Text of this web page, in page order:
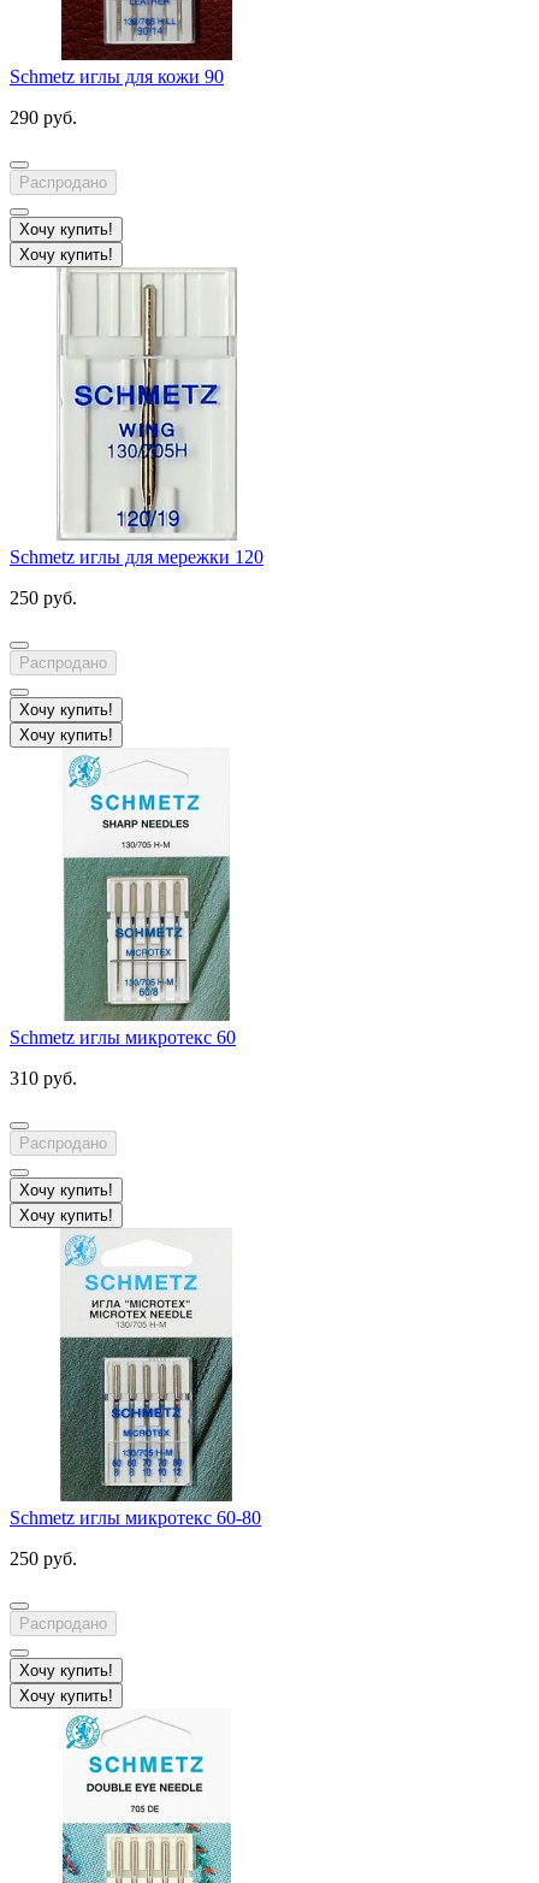
Schmetz иглы для кожи 90
290 руб.
Распродано
Хочу купить!
Хочу купить!
Schmetz иглы для мережки 120
250 руб.
Распродано
Хочу купить!
Хочу купить!
Schmetz иглы микротекс 60
310 руб.
Распродано
Хочу купить!
Хочу купить!
Schmetz иглы микротекс 60-80
250 руб.
Распродано
Хочу купить!
Хочу купить!